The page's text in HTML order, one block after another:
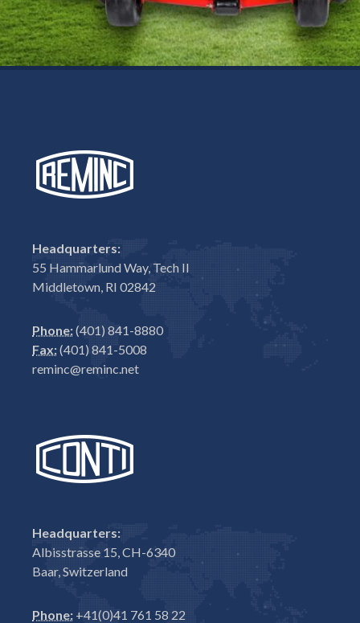
Headquarters:
55 Hammarlund Way, Tech II
Middletown, RI 02842
Phone:(401) 841-8880
Fax:(401) 841-5008
reminc@reminc.net
Headquarters:
Albisstrasse 15, CH-6340
Baar, Switzerland
Phone: +41(0)41 761 58 22